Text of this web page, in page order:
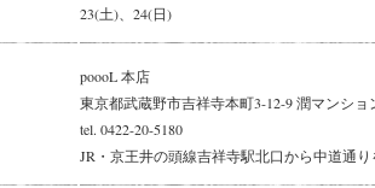
23(土)、24(日)
poooL 本店
東京都武蔵野市吉祥寺本町3-12-9 潤マンショ
tel. 0422-20-5180
JR・京王井の頭線吉祥寺駅北口から中道通り